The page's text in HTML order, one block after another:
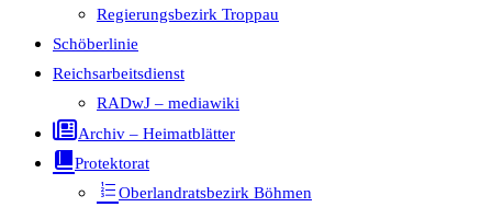
Regierungsbezirk Troppau
Schöberlinie
Reichsarbeitsdienst
RADwJ – mediawiki
Archiv – Heimatblätter
Protektorat
Oberlandratsbezirk Böhmen